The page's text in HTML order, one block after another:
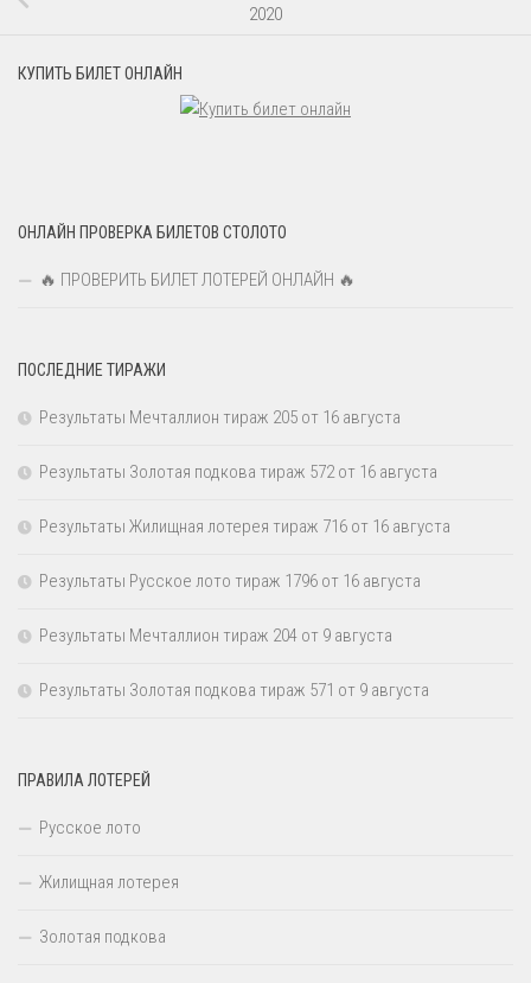
2020
КУПИТЬ БИЛЕТ ОНЛАЙН
ОНЛАЙН ПРОВЕРКА БИЛЕТОВ СТОЛОТО
🔥 ПРОВЕРИТЬ БИЛЕТ ЛОТЕРЕЙ ОНЛАЙН 🔥
ПОСЛЕДНИЕ ТИРАЖИ
Результаты Мечталлион тираж 205 от 16 августа
Результаты Золотая подкова тираж 572 от 16 августа
Результаты Жилищная лотерея тираж 716 от 16 августа
Результаты Русское лото тираж 1796 от 16 августа
Результаты Мечталлион тираж 204 от 9 августа
Результаты Золотая подкова тираж 571 от 9 августа
ПРАВИЛА ЛОТЕРЕЙ
Русское лото
Жилищная лотерея
Золотая подкова